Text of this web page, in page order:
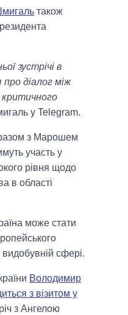
також
зустрічі в
діалог між
у Telegram.
з Марошем
участь у
рівня щодо
в області
може стати
сфері.
Володимир
з візитом у
з Ангелою